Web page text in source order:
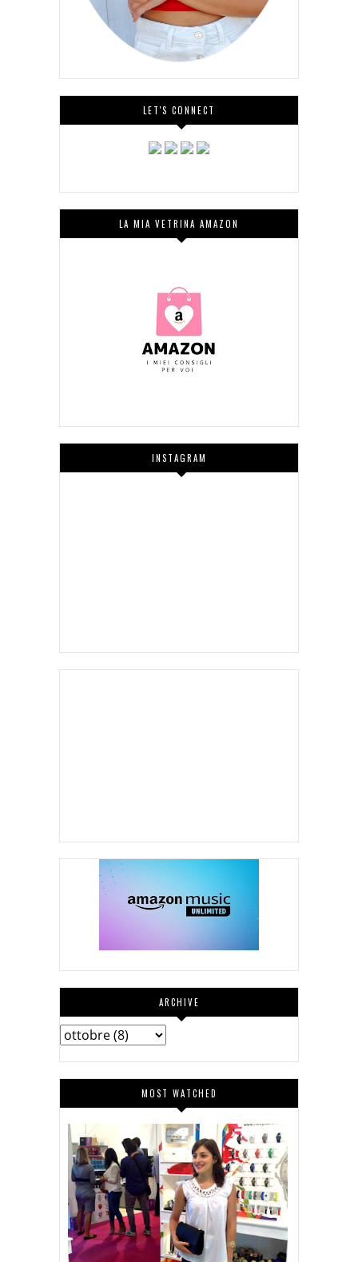
LET'S CONNECT
LA MIA VETRINA AMAZON
INSTAGRAM
ARCHIVE
MOST WATCHED